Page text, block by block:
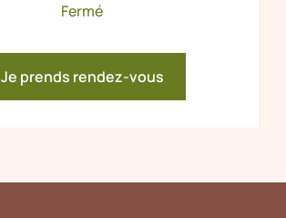
Fermé
Je prends rendez-vous